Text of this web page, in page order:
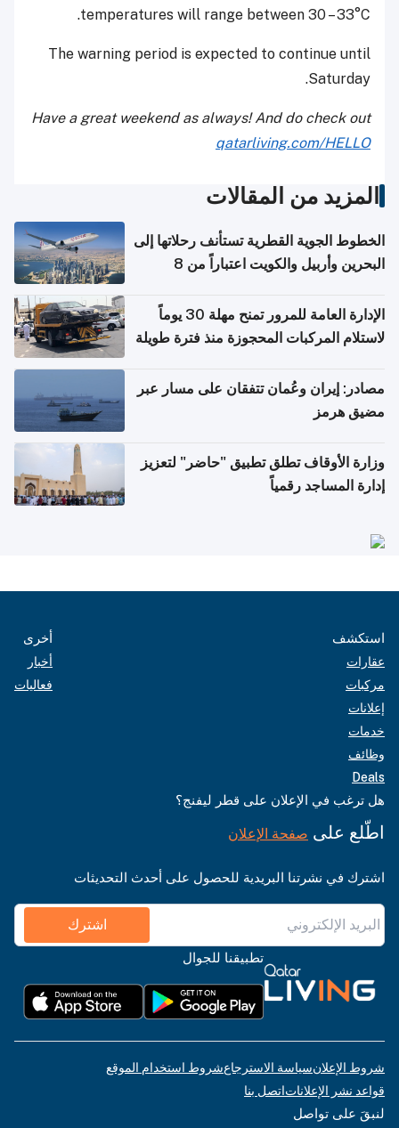
temperatures will range between 30 – 33°C.
The warning period is expected to continue until
Saturday.
Have a great weekend as always! And do check out
qatarliving.com/HELLO
المزيد من المقالات
الخطوط الجوية القطرية تستأنف رحلاتها إلى
البحرين وأربيل والكويت اعتباراً من 8
الإدارة العامة للمرور تمنح مهلة 30 يوماً
لاستلام المركبات المحجوزة منذ فترة طويلة
مصادر: إيران وعُمان تتفقان على مسار عبر
مضيق هرمز
وزارة الأوقاف تطلق تطبيق "حاضر" لتعزيز
إدارة المساجد رقمياً
استكشف
عقارات
مركبات
إعلانات
خدمات
وظائف
Deals
أخرى
أخبار
فعاليات
هل ترغب في الإعلان على قطر ليفنج؟
اطّلع على صفحة الإعلان
اشترك في نشرتنا البريدية للحصول على أحدث التحديثات
اشترك
تطبيقنا للجوال
شروط الإعلانسياسة الاسترجاعشروط استخدام الموقع
قواعد نشر الإعلاناتاتصل بنا
لنبقَ على تواصل